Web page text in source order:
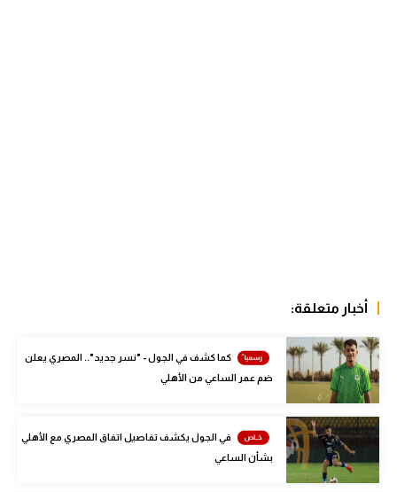
ركن الألعاب
أقسام خاصة
Gamers
ميركاتو
أخبار متعلقة:
كما كشف في الجول - "نسر جديد".. المصري يعلن
ضم عمر الساعي من الأهلي
في الجول يكشف تفاصيل اتفاق المصري مع الأهلي
بشأن الساعي